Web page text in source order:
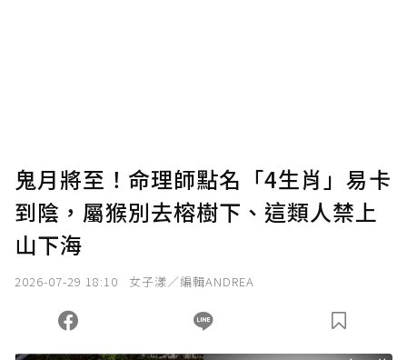
確認送出
您當前剩餘 U 利點數：0點；前往 購買點數
鬼月將至！命理師點名「4生肖」易卡
到陰，屬猴別去榕樹下、這類人禁上
山下海
2026-07-29 18:10 女子漾／編輯ANDREA